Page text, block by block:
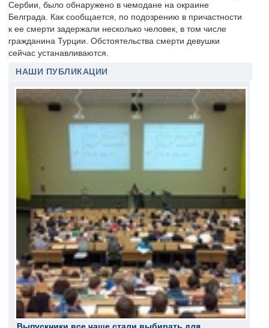
Сербии, было обнаружено в чемодане на окраине
Белграда. Как сообщается, по подозрению в причастности
к ее смерти задержали несколько человек, в том числе
гражданина Турции. Обстоятельства смерти девушки
сейчас устанавливаются.
НАШИ ПУБЛИКАЦИИ